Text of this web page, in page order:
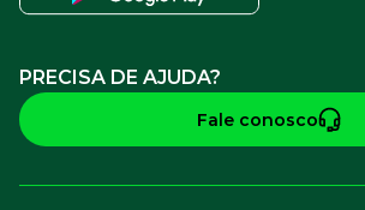
PRECISA DE AJUDA?
Fale conosco